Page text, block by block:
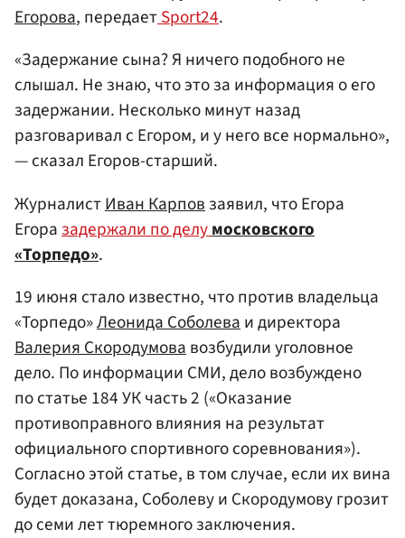
Егорова, передаетSport24.
«Задержание сына? Я ничего подобного не
слышал. Не знаю, что это за информация о его
задержании. Несколько минут назад
разговаривал с Егором, и у него все нормально»,
— сказал Егоров-старший.
ЖурналистИван Карпов заявил, что Егора
Егора задержали по делумосковского
«Торпедо».
19 июня стало известно, что против владельца
«Торпедо»Леонида Соболеваи директора
Валерия Скородумовавозбудили уголовное
дело. По информации СМИ, дело возбуждено
по статье 184 УК часть 2 («Оказание
противоправного влияния на результат
официального спортивного соревнования»).
Согласно этой статье, в том случае, если их вина
будет доказана, Соболеву и Скородумову грозит
до семи лет тюремного заключения.